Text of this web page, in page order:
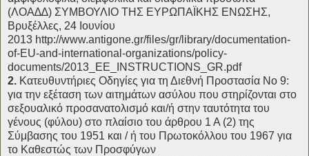
(ΛΟΑ∆∆) ΣΥΜΒΟΥΛΙΟ ΤΗΣ ΕΥΡΩΠΑΪΚΗΣ ΕΝΩΣΗΣ,
Βρυξέλλες, 24 Ιουνίου
2013 http://www.antigone.gr/files/gr/library/documentation-
of-EU-and-international-organizations/policy-
documents/2013_EE_INSTRUCTIONS_GR.pdf
2. Κατευθυντήριες Οδηγίες για τη Διεθνή Προστασία Νο 9:
για την εξέταση των αιτημάτων ασύλου που στηρίζονται στο
σεξουαλικό προσανατολισμό και/ή στην ταυτότητα του
γένους (φύλου) στο πλαίσιο του άρθρου 1 Α (2) της
Σύμβασης του 1951 και / ή του Πρωτοκόλλου του 1967 για
το Καθεστώς των Προσφύγων